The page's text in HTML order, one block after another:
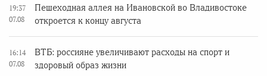
19:37
07.08
Пешеходная аллея на Ивановской во Владивостоке
откроется к концу августа
16:14
07.08
ВТБ: россияне увеличивают расходы на спорт и
здоровый образ жизни